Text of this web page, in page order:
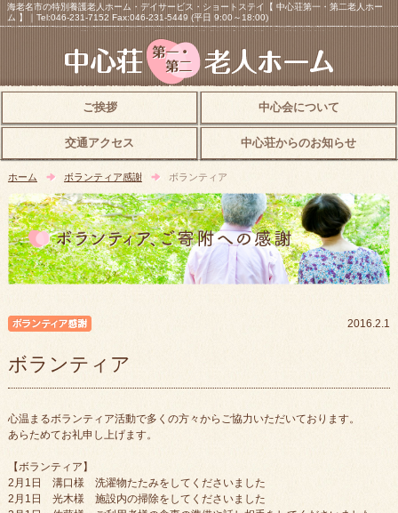
海老名市の特別養護老人ホーム・デイサービス・ショートステイ【 中心荘第一・第二老人ホー
ム 】｜Tel:046-231-7152 Fax:046-231-5449 (平日 9:00～18:00)
ご挨拶 中心会について
交通アクセス 中心荘からのお知らせ
ホーム ボランティア感謝 ボランティア
2016.2.1
ボランティア
心温まるボランティア活動で多くの方々からご協力いただいております。
あらためてお礼申し上げます。
【ボランティア】
2月1日 溝口様 洗濯物たたみをしてくださいました
2月1日 光木様 施設内の掃除をしてくださいました